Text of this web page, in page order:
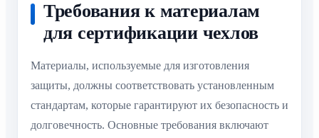
Требования к материалам
для сертификации чехлов
Материалы, используемые для изготовления
защиты, должны соответствовать установленным
стандартам, которые гарантируют их безопасность и
долговечность. Основные требования включают